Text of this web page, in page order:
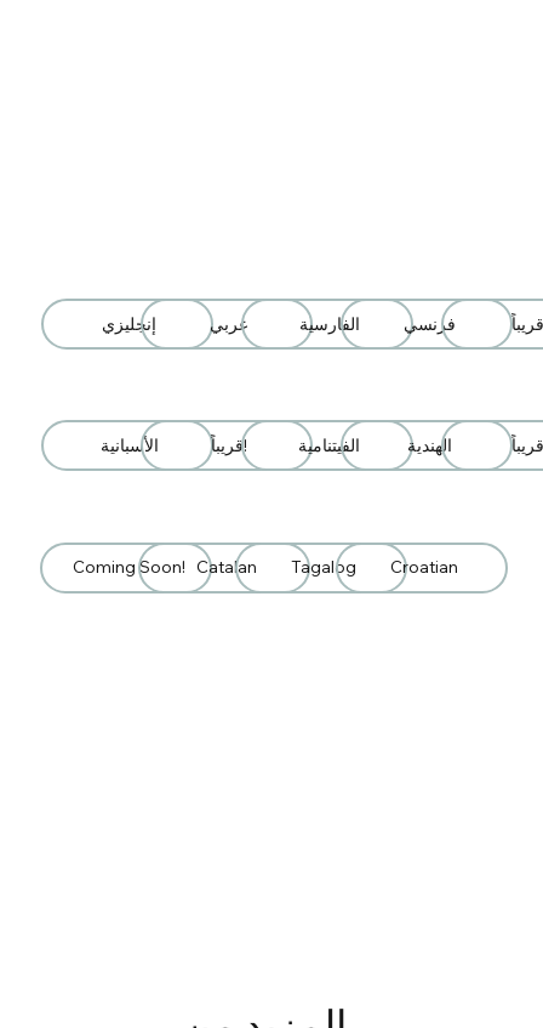
إنجليزي عربي الفارسية فرنسي
الأسبانية قريباً! الفيتنامية الهندية
Coming Soon! Catalan Tagalog Croatian